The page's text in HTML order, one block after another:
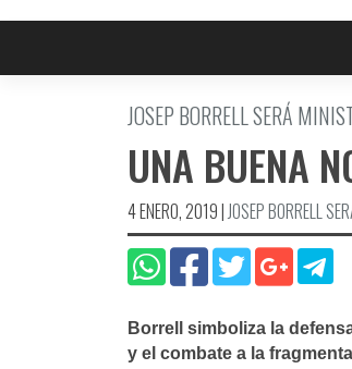
JOSEP BORRELL SERÁ
UNA BUENA
4 ENERO, 2019|JOSEP BORRELL
Borrell simboliza la
y el combate a la